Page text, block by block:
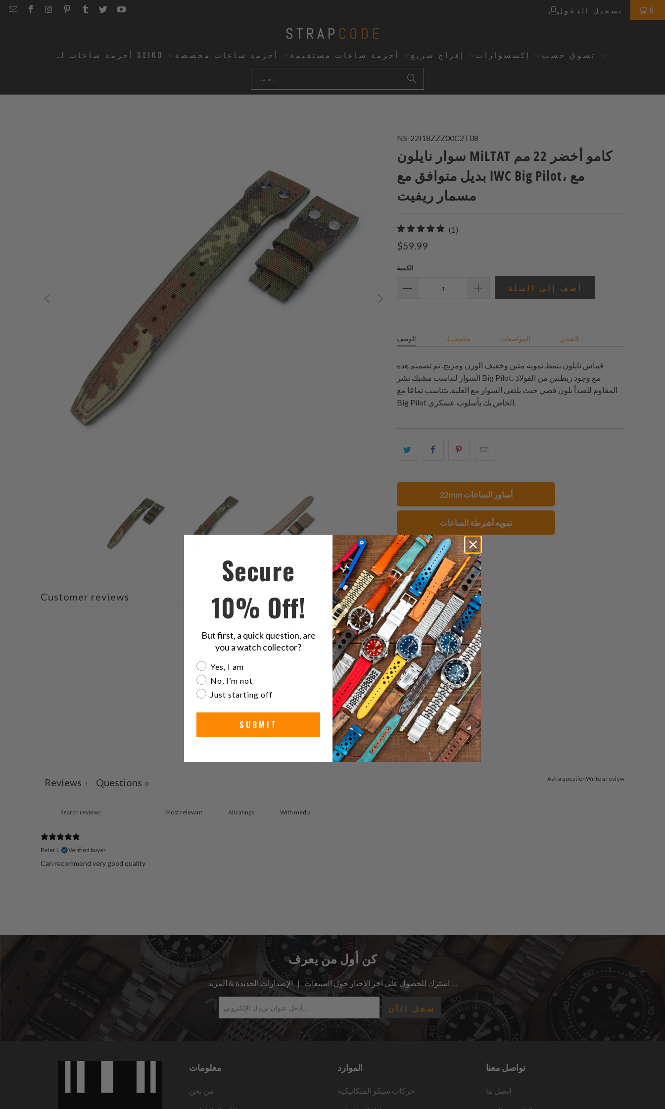
EMAILSTRAPCODE
STRAPCODE
STRAPCODE
STRAPCODE
STRAPCODE
TWITTER
STRAPCODE
YOUTUBE
تسجيل الدخول 0
أحزمة ساعات لـ SEIKO أحزمة ساعات مخصصة أحزمة ساعات مستقيمة إفراج سريع إكسسوارات تسوق حسب
NS-22I18ZZZ00C2T08
سوار نايلون MiLTAT كامو أخضر 22 مم
بديل متوافق مع IWC Big Pilot، مع
مسمار ريفيت
(1)
$59.99
الكمية
أضف إلى السلة
الوصف مناسب لـ المواصفات الشحن
قماش نايلون بنمط تمويه متين وخفيف الوزن ومريح. تم تصميم هذه
السوار لتناسب مشبك نشر Big Pilot، مع وجود ربطتين من الفولاذ
المقاوم للصدأ بلون فضي حيث يلتقي السوار مع العلبة. يتناسب تمامًا مع
Big Pilot الخاص بك بأسلوب عسكري.
شارك
شارك
شارك
صديق
22mm أساور الساعات
تمويه أشرطة الساعات
1 review
Customer reviews
5 / 5 1 review
100%
0%
0%
2
0%
0%
Ask a questionWrite a review
Reviews 1 Questions 0
With media
Peter L. Verified buyer
Can recommend very good quality
كن أول من يعرف
اشترك للحصول على آخر الأخبار حول المبيعات | الإصدارات الجديدة & المزيد …
معلومات
من نحن
الموارد
حركات سيكو الميكانيكية
تواصل معنا
اتصل بنا
Secure
10% Off!
But first, a quick question, are
you a watch collector?
Are you a watch collector?
Yes, I am
No, I’m not
Just starting off
SUBMIT